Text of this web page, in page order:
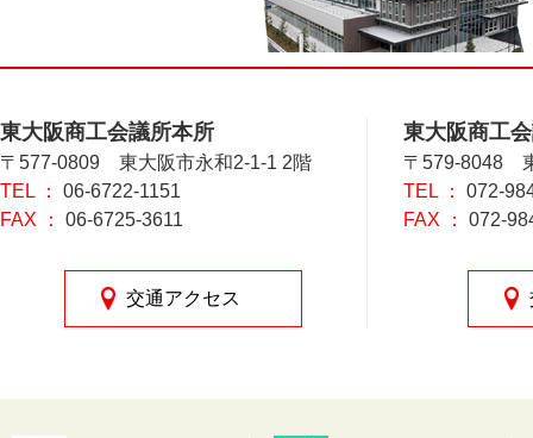
東大阪商工会議所本所
〒577-0809 東大阪市永和2-1-1 2階
TEL ：
06-6722-1151
FAX ：
06-6725-3611
交通アクセス
東大阪商工
〒579-8048
TEL ：
072-
FAX ：
072-